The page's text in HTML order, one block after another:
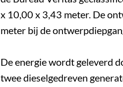
x 10,00 x 3,43 meter. De
meter bij de
De energie wordt geleverd
twee dieselgedreven